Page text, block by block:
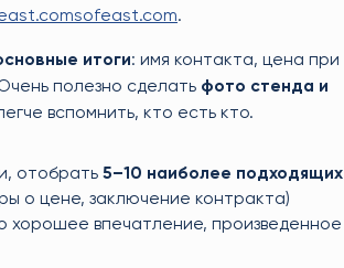
sofeast.com.
итоги: имя контакта, цена при
полезно сделать фото стенда и
вспомнить, кто есть кто.
отобрать 5–10 наиболее подходящих
о цене, заключение контракта)
хорошее впечатление, произведенное